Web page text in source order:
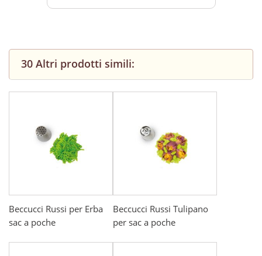
30 Altri prodotti simili:
Beccucci Russi per Erba
sac a poche
Beccucci Russi Tulipano
per sac a poche